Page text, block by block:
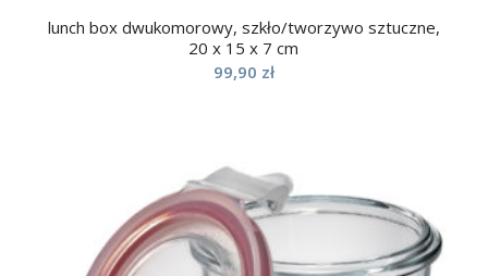
lunch box dwukomorowy, szkło/tworzywo sztuczne,
20 x 15 x 7 cm
99,90 zł